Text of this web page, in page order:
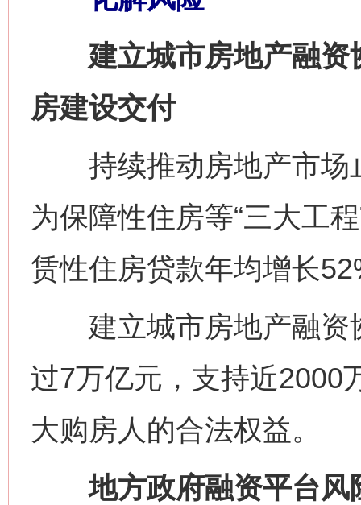
建立城市房地产融资
房建设交付
持续推动房地产市场
为保障性住房等“三大工
赁性住房贷款年均增长
建立城市房地产融资
过7万亿元，支持近2000
大购房人的合法权益。
地方政府融资平台风